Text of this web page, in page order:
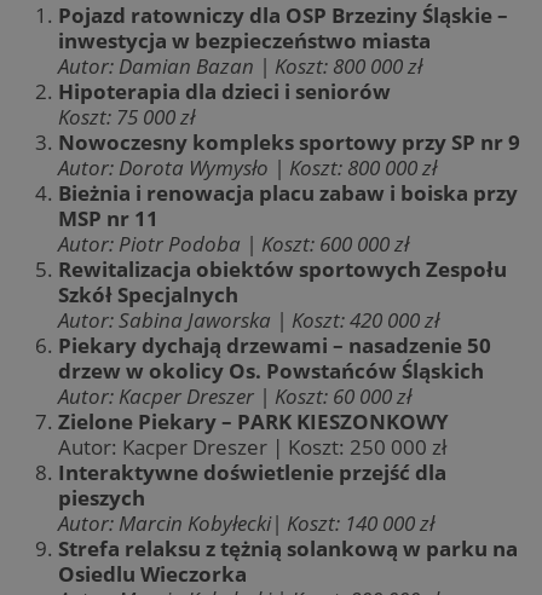
Pojazd ratowniczy dla OSP Brzeziny Śląskie –
inwestycja w bezpieczeństwo miasta
Autor: Damian Bazan | Koszt: 800 000 zł
Hipoterapia dla dzieci i seniorów
Koszt: 75 000 zł
Nowoczesny kompleks sportowy przy SP nr 9
Autor: Dorota Wymysło | Koszt: 800 000 zł
Bieżnia i renowacja placu zabaw i boiska przy
MSP nr 11
Autor: Piotr Podoba | Koszt: 600 000 zł
Rewitalizacja obiektów sportowych Zespołu
Szkół Specjalnych
Autor: Sabina Jaworska | Koszt: 420 000 zł
Piekary dychają drzewami – nasadzenie 50
drzew w okolicy Os. Powstańców Śląskich
Autor: Kacper Dreszer | Koszt: 60 000 zł
Zielone Piekary – PARK KIESZONKOWY
Autor: Kacper Dreszer | Koszt: 250 000 zł
Interaktywne doświetlenie przejść dla
pieszych
Autor: Marcin Kobyłecki| Koszt: 140 000 zł
Strefa relaksu z tężnią solankową w parku na
Osiedlu Wieczorka